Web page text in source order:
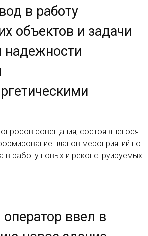
в работу
объектов и задачи
совещания, состоявшегося
планов мероприятий по
в работу новых и реконструируемых
ввел в